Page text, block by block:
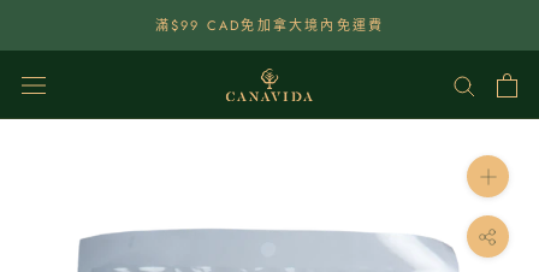
滿$99 CAD免加拿大境內免運費